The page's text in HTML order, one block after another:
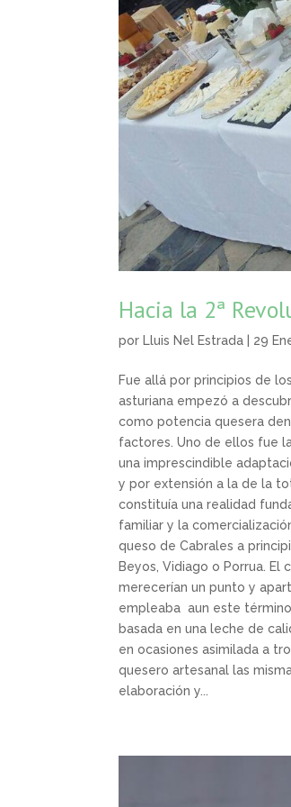
Hacia la 2ª
por Lluis Nel Estrada | 29
Fue allá por principios de
asturiana empezó a
como potencia quesera
factores. Uno de ellos fue
una imprescindible
y por extensión a la de la
constituía una realidad
familiar y la
queso de Cabrales a
Beyos, Vidiago o Porrua.
merecerían un punto y
empleaba aun este
basada en una leche de
en ocasiones asimilada a
quesero artesanal las
elaboración y...